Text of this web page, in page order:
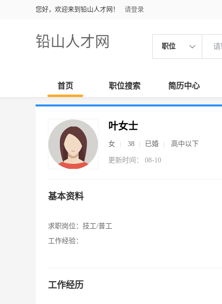
您好，欢迎来到铅山人才网！ 请登录
铅山人才网 职位
首页 职位搜索 简历中心
叶女士
女 38 已婚 高中以下
更新时间： 08-10
基本资料
求职岗位： 技工/普工
工作经验：
工作经历